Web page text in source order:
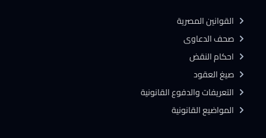
القوانين المصرية
صحف الدعاوى
احكام النقض
صيغ العقود
التعريفات والدفوع القانونية
المواضيع القانونية